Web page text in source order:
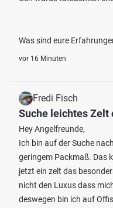
Was sind eure
vor 16 Minuten
Fredi Fisch
Suche leichtes Zelt
Hey Angelfreunde,
Ich bin auf der Suche
geringem Packmaß. Das
jetzt ein zelt das
nicht den Luxus dass
deswegen bin ich auf